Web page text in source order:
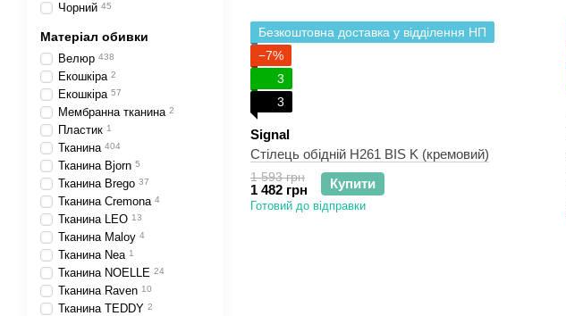
Безкоштовна доставка у відділення НП
−7%
3
3
Signal
Стілець обідній H261 BIS K (кремовий)
1 593 грн
1 482 грн Купити
Готовий до відправки
Чорний 45
Матеріал обивки
Велюр 438
Екошкіра 2
Екошкіра 57
Мембранна тканина 2
Пластик 1
Тканина 404
Тканина Bjorn 5
Тканина Brego 37
Тканина Cremona 4
Тканина LEO 13
Тканина Maloy 4
Тканина Nea 1
Тканина NOELLE 24
Тканина Raven 10
Тканина TEDDY 2